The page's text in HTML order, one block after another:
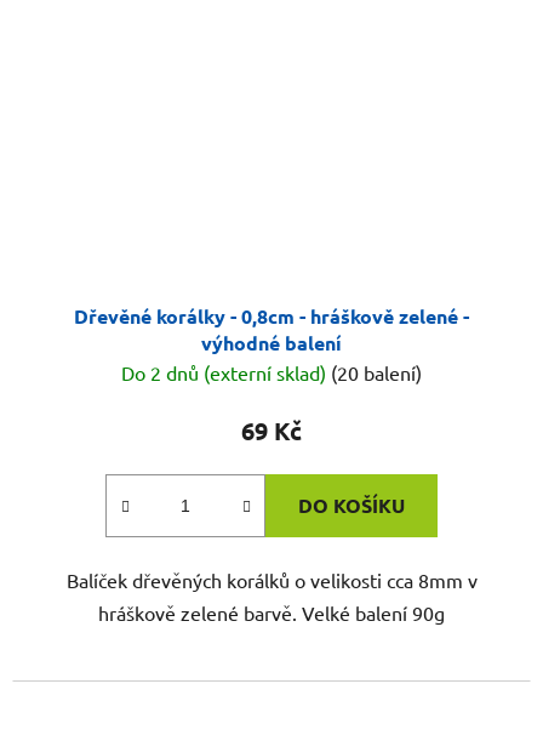
Dřevěné korálky - 0,8cm - hráškově zelené -
výhodné balení
Do 2 dnů (externí sklad) (20 balení)
69 Kč
DO KOŠÍKU
Balíček dřevěných korálků o velikosti cca 8mm v
hráškově zelené barvě. Velké balení 90g